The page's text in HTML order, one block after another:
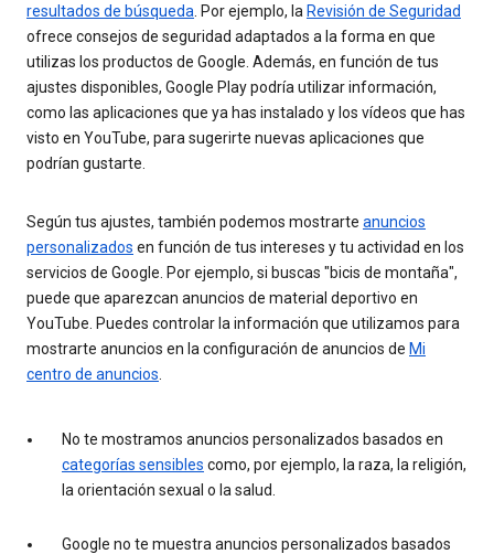
resultados de búsqueda . Por ejemplo, la Revisión de Seguridad
ofrece consejos de seguridad adaptados a la forma en que
utilizas los productos de Google. Además, en función de tus
ajustes disponibles, Google Play podría utilizar información,
como las aplicaciones que ya has instalado y los vídeos que has
visto en YouTube, para sugerirte nuevas aplicaciones que
podrían gustarte.
Según tus ajustes, también podemos mostrarte anuncios
personalizados en función de tus intereses y tu actividad en los
servicios de Google. Por ejemplo, si buscas "bicis de montaña",
puede que aparezcan anuncios de material deportivo en
YouTube. Puedes controlar la información que utilizamos para
mostrarte anuncios en la configuración de anuncios de Mi
centro de anuncios
No te mostramos anuncios personalizados basados en
categorías sensibles como, por ejemplo, la raza, la religión,
la orientación sexual o la salud.
Google no te muestra anuncios personalizados basados